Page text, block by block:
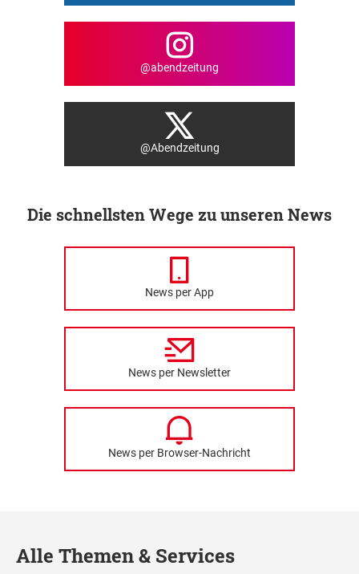
@abendzeitung
@Abendzeitung
Die schnellsten Wege zu unseren News
News per App
News per Newsletter
News per Browser-Nachricht
Alle Themen & Services